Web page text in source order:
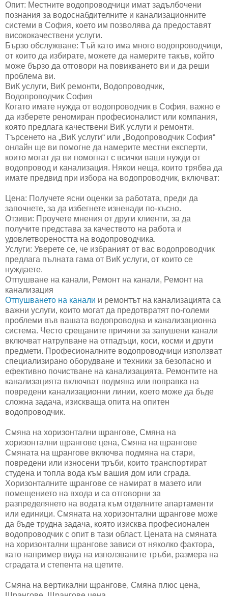
Опит: Местните водопроводчици имат задълбочени
познания за водоснабдителните и канализационните
системи в София, което им позволява да предоставят
висококачествени услуги.
Бързо обслужване: Тъй като има много водопроводчици,
от които да избирате, можете да намерите такъв, който
може бързо да отговори на повикването ви и да реши
проблема ви.
ВиК услуги, ВиК ремонти, Водопроводчик,
Водопроводчик София
Когато имате нужда от водопроводчик в София, важно е
да изберете реномиран професионалист или компания,
която предлага качествени ВиК услуги и ремонти.
Търсенето на „ВиК услуги“ или „Водопроводчик София“
онлайн ще ви помогне да намерите местни експерти,
които могат да ви помогнат с всички ваши нужди от
водопровод и канализация. Някои неща, които трябва да
имате предвид при избора на водопроводчик, включват:
Цена: Получете ясни оценки за работата, преди да
започнете, за да избегнете изненади по-късно.
Отзиви: Проучете мнения от други клиенти, за да
получите представа за качеството на работа и
удовлетвореността на водопроводчика.
Услуги: Уверете се, че избраният от вас водопроводчик
предлага пълната гама от ВиК услуги, от които се
нуждаете.
Отпушване на канали, Ремонт на канали, Ремонт на
канализация
Отпушването на канали и ремонтът на канализацията са
важни услуги, които могат да предотвратят по-големи
проблеми във вашата водопроводна и канализационна
система. Често срещаните причини за запушени канали
включват натрупване на отпадъци, коси, косми и други
предмети. Професионалните водопроводчици използват
специализирано оборудване и техники за безопасно и
ефективно почистване на канализацията. Ремонтите на
канализацията включват подмяна или поправка на
повредени канализационни линии, което може да бъде
сложна задача, изискваща опита на опитен
водопроводчик.
Смяна на хоризонтални щрангове, Смяна на
хоризонтални щрангове цена, Смяна на щрангове
Смяната на щрангове включва подмяна на стари,
повредени или износени тръби, които транспортират
студена и топла вода към вашия дом или сграда.
Хоризонталните щрангове се намират в мазето или
помещението на входа и са отговорни за
разпределянето на водата към отделните апартаменти
или единици. Смяната на хоризонтални щрангове може
да бъде трудна задача, която изисква професионален
водопроводчик с опит в тази област. Цената на смяната
на хоризонтални щрангове зависи от няколко фактора,
като например вида на използваните тръби, размера на
сградата и степента на щетите.
Смяна на вертикални щрангове, Смяна плюс цена,